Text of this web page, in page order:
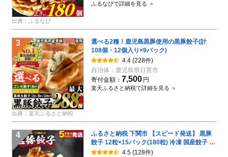
出典：ふるなび
ふるなびで詳細を見る ＞
3
出典：楽天ふるさと納税
選べる2種！鹿児島黒豚使用の黒豚餃子(計
108個・12個入り×9パック)
4.4 (228件)
自治体： 鹿児島県日置市
寄付金額： 7,500 円
楽天ふるさと納税で詳細を見る ＞
4
ふるさと納税 下関市 【スピード発送】 黒豚
餃子 12粒×15パック(180粒) 冷凍 国産餃子 訳
あり IB051 4.5 (128件)